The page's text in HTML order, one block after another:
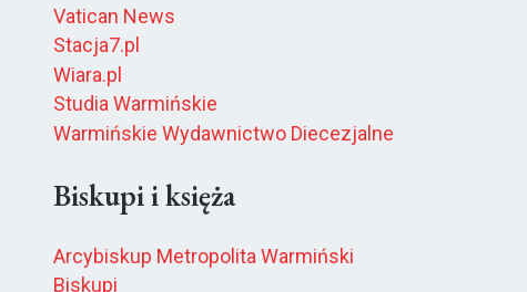
Vatican News
Stacja7.pl
Wiara.pl
Studia Warmińskie
Warmińskie Wydawnictwo Diecezjalne
Biskupi i księża
Arcybiskup Metropolita Warmiński
Biskupi